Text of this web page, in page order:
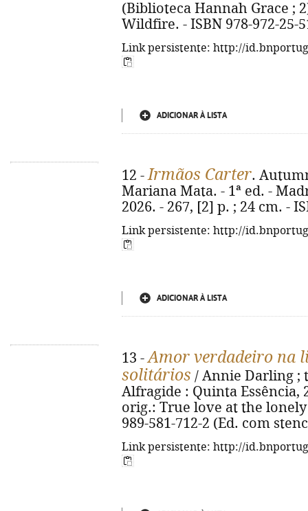
(Biblioteca Hannah Grace ;
Wildfire. - ISBN 978-972-25-
Link persistente: http://
ADICIONAR À LISTA
12 -Irmãos Carter.
Mariana Mata. - 1ª ed. -
2026. - 267, [2] p. ; 24 cm. -
Link persistente: http://
ADICIONAR À LISTA
13 -Amor verdadeiro na
solitários / Annie Darling ;
Alfragide : Quinta Essência,
orig.: True love at the
989-581-712-2 (Ed. com
Link persistente: http://